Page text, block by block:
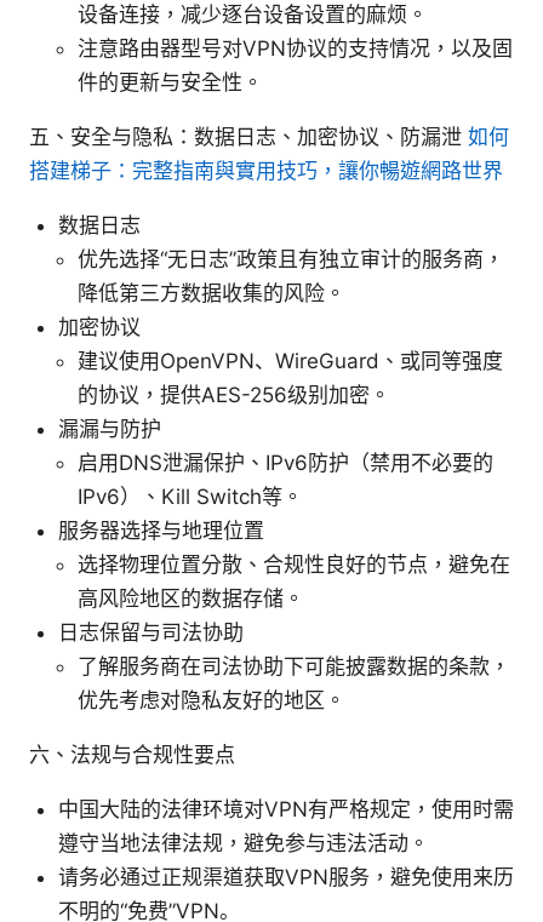
设备连接，减少逐台设备设置的麻烦。
注意路由器型号对VPN协议的支持情况，以及固
件的更新与安全性。
五、安全与隐私：数据日志、加密协议、防漏泄 如何
搭建梯子：完整指南與實用技巧，讓你暢遊網路世界
数据日志
优先选择“无日志”政策且有独立审计的服务商，
降低第三方数据收集的风险。
加密协议
建议使用OpenVPN、WireGuard、或同等强度
的协议，提供AES-256级别加密。
漏漏与防护
启用DNS泄漏保护、IPv6防护（禁用不必要的
IPv6）、Kill Switch等。
服务器选择与地理位置
选择物理位置分散、合规性良好的节点，避免在
高风险地区的数据存储。
日志保留与司法协助
了解服务商在司法协助下可能披露数据的条款，
优先考虑对隐私友好的地区。
六、法规与合规性要点
中国大陆的法律环境对VPN有严格规定，使用时需
遵守当地法律法规，避免参与违法活动。
请务必通过正规渠道获取VPN服务，避免使用来历
不明的“免费”VPN。